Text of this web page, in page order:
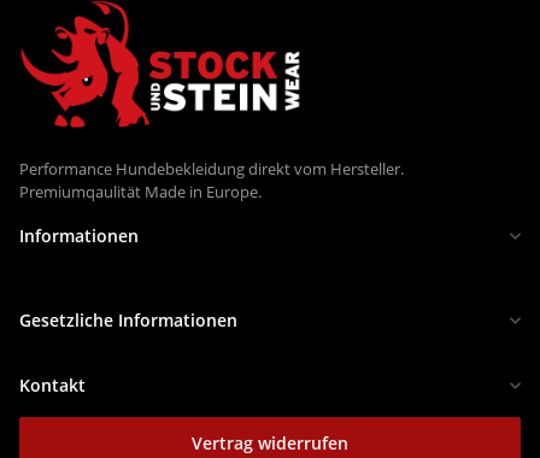
Performance Hundebekleidung direkt vom Hersteller.
Premiumqaulität Made in Europe.
Informationen
Gesetzliche Informationen
Kontakt
Vertrag widerrufen